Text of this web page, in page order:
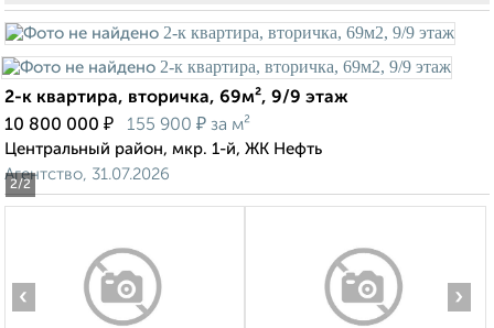
2/2
2-к квартира, вторичка, 69м², 9/9 этаж
10 800 000 ₽ 155 900 ₽ за м²
Центральный район, мкр. 1-й, ЖК Нефть
Агентство, 31.07.2026
‹ ›